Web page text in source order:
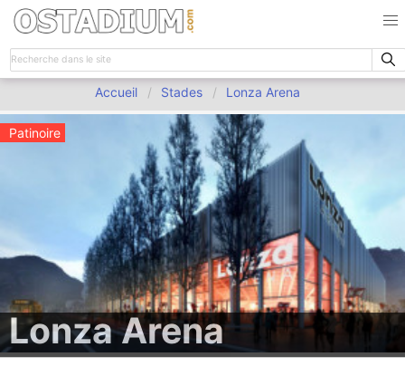
Accueil Stades Lonza Arena
Patinoire
Lonza Arena